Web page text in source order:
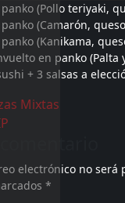
(Pollo teriyaki,
(Camarón,
(Kanikama,
en panko (Palta
+ 3 salsas a
Mixtas
electrónico no será
*